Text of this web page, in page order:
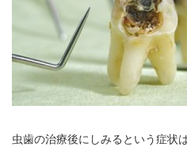
虫歯の治療後にしみるという症状